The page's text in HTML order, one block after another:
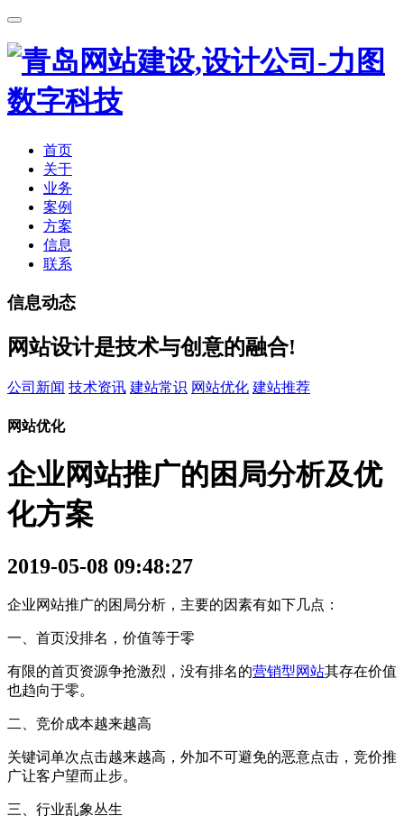
首页
关于
业务
案例
方案
信息
联系
信息动态
网站设计是技术与创意的融合!
公司新闻 技术资讯 建站常识 网站优化 建站推荐
网站优化
企业网站推广的困局分析及优
化方案
2019-05-08 09:48:27
企业网站推广的困局分析，主要的因素有如下几点：
一、首页没排名，价值等于零
有限的首页资源争抢激烈，没有排名的营销型网站其存在价值
也趋向于零。
二、竞价成本越来越高
关键词单次点击越来越高，外加不可避免的恶意点击，竞价推
广让客户望而止步。
三、行业乱象丛生